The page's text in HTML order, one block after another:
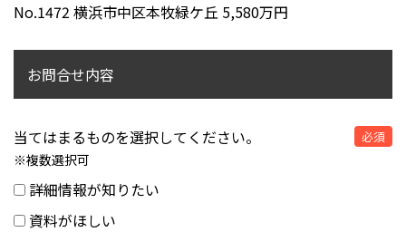
No.1472 横浜市中区本牧緑ケ丘 5,580万円
お問合せ内容
当てはまるものを選択してください。
※複数選択可
必須
詳細情報が知りたい
資料がほしい